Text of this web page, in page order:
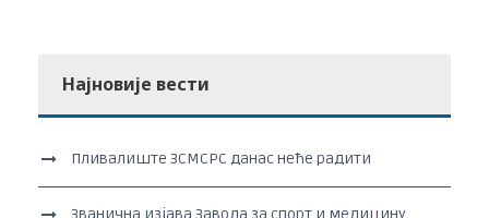
Најновије вести
Пливалиште ЗСМСРС данас неће радити
Званична изјава Завода за спорт и медицину